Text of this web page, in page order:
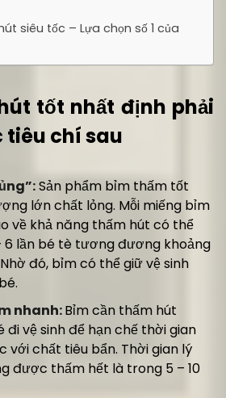
siêu tốc – Lựa chọn số 1 của
tốt nhất định phải
chí sau
Sản phẩm bỉm thấm tốt
lớn chất lỏng. Mỗi miếng bỉm
về khả năng thấm hút có thể
6 lần bé tè tương đương khoảng
đó, bỉm có thể giữ vệ sinh
nhanh:Bỉm cần thấm hút
đi vệ sinh để hạn chế thời gian
với chất tiêu bẩn. Thời gian lý
được thấm hết là trong 5 – 10